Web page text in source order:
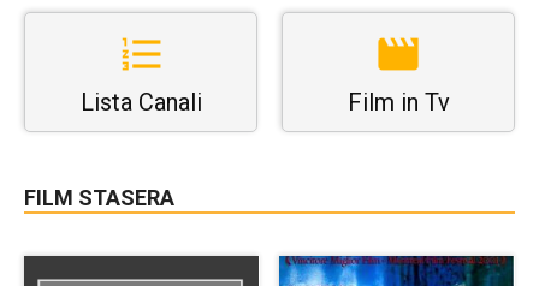
Lista Canali Film in Tv
FILM STASERA